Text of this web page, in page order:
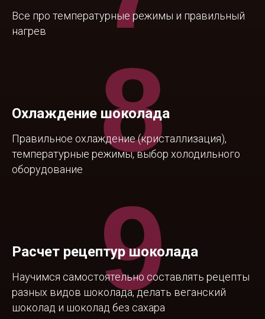
Все про температурные режимы и правильный
нагрев
Охлаждение шоколада
Правильное охлаждение (кристаллизация),
температурные режимы, выбор холодильного
оборудование
8
Расчет рецептур шоколада
Научимся самостоятельно составлять рецепты
разных видов шоколада, делать веганский
шоколад и шоколад без сахара
9